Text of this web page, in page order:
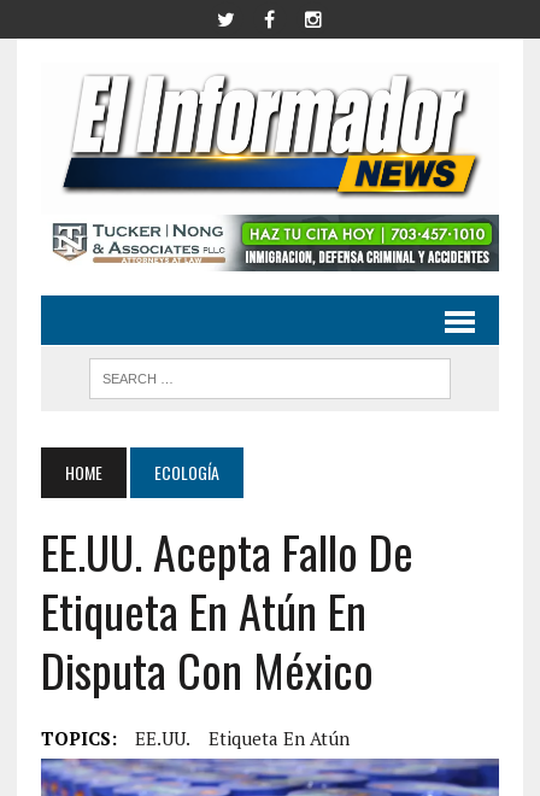
HOME ECOLOGÍA
EE.UU. Acepta Fallo De
Etiqueta En Atún En
Disputa Con México
TOPICS: EE.UU. Etiqueta En Atún